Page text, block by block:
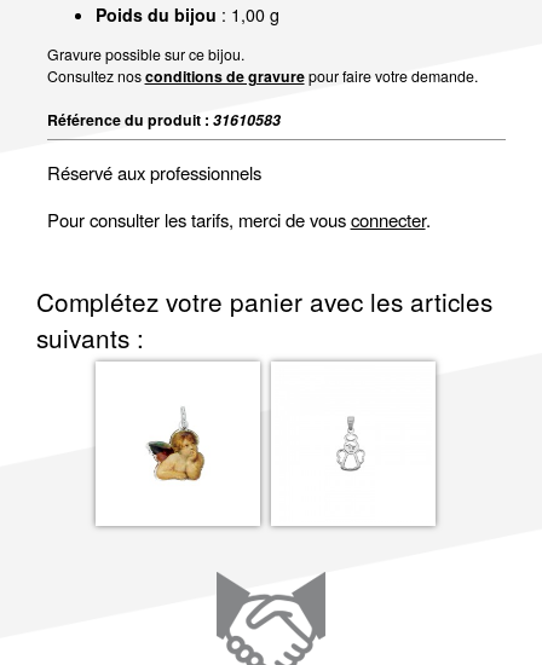
Poids du bijou : 1,00 g
Gravure possible sur ce bijou.
Consultez nosconditions de gravurepour faire votre demande.
Référence du produit : 31610583
Réservé aux professionnels
Pour consulter les tarifs, merci de vousconnecter.
Complétez votre panier avec les articles
suivants :